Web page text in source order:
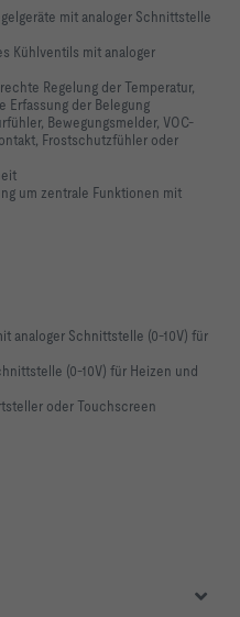
mit analoger Schnittstelle
Kühlventils mit analoger
Regelung der Temperatur,
der Belegung
Bewegungsmelder, VOC-
Frostschutzfühler oder
um zentrale Funktionen mit
analoger Schnittstelle (0-10V) für
(0-10V) für Heizen und
oder Touchscreen